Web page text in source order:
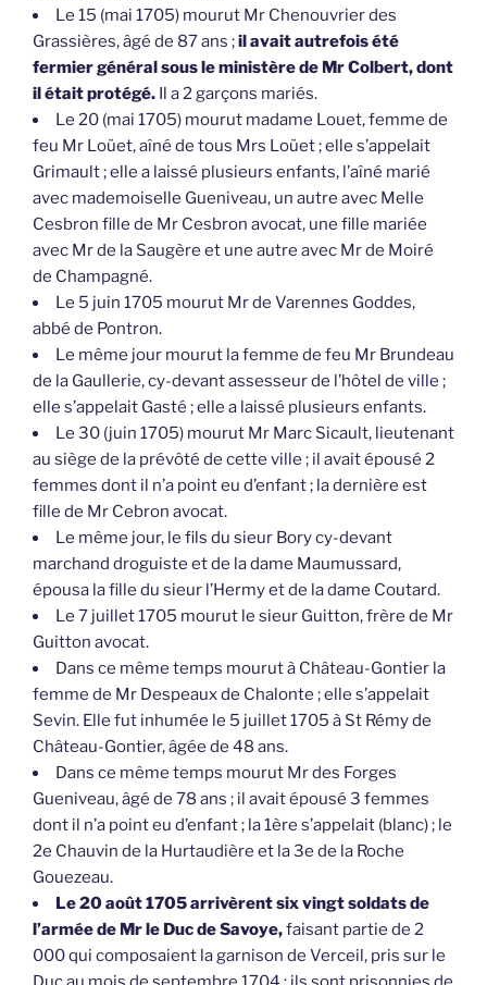
Le 15 (mai 1705) mourut Mr Chenouvrier des
Grassières, âgé de 87 ans ;il avait autrefois été
fermier général sous le ministère de Mr Colbert, dont
il était protégé. Il a 2 garçons mariés.
Le 20 (mai 1705) mourut madame Louet, femme de
feu Mr Loüet, aîné de tous Mrs Loüet ; elle s’appelait
Grimault ; elle a laissé plusieurs enfants, l’aîné marié
avec mademoiselle Gueniveau, un autre avec Melle
Cesbron fille de Mr Cesbron avocat, une fille mariée
avec Mr de la Saugère et une autre avec Mr de Moiré
de Champagné.
Le 5 juin 1705 mourut Mr de Varennes Goddes,
abbé de Pontron.
Le même jour mourut la femme de feu Mr Brundeau
de la Gaullerie, cy-devant assesseur de l’hôtel de ville ;
elle s’appelait Gasté ; elle a laissé plusieurs enfants.
Le 30 (juin 1705) mourut Mr Marc Sicault, lieutenant
au siège de la prévôté de cette ville ; il avait épousé 2
femmes dont il n’a point eu d’enfant ; la dernière est
fille de Mr Cebron avocat.
Le même jour, le fils du sieur Bory cy-devant
marchand droguiste et de la dame Maumussard,
épousa la fille du sieur l’Hermy et de la dame Coutard.
Le 7 juillet 1705 mourut le sieur Guitton, frère de Mr
Guitton avocat.
Dans ce même temps mourut à Château-Gontier la
femme de Mr Despeaux de Chalonte ; elle s’appelait
Sevin. Elle fut inhumée le 5 juillet 1705 à St Rémy de
Château-Gontier, âgée de 48 ans.
Dans ce même temps mourut Mr des Forges
Gueniveau, âgé de 78 ans ; il avait épousé 3 femmes
dont il n’a point eu d’enfant ; la 1ère s’appelait (blanc) ; le
2e Chauvin de la Hurtaudière et la 3e de la Roche
Gouezeau.
Le 20 août 1705 arrivèrent six vingt soldats de
l’armée de Mr le Duc de Savoye,faisant partie de 2
000 qui composaient la garnison de Verceil, pris sur le